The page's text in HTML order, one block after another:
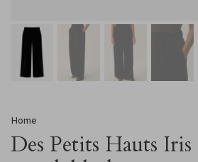
Home
Des Petits Hauts